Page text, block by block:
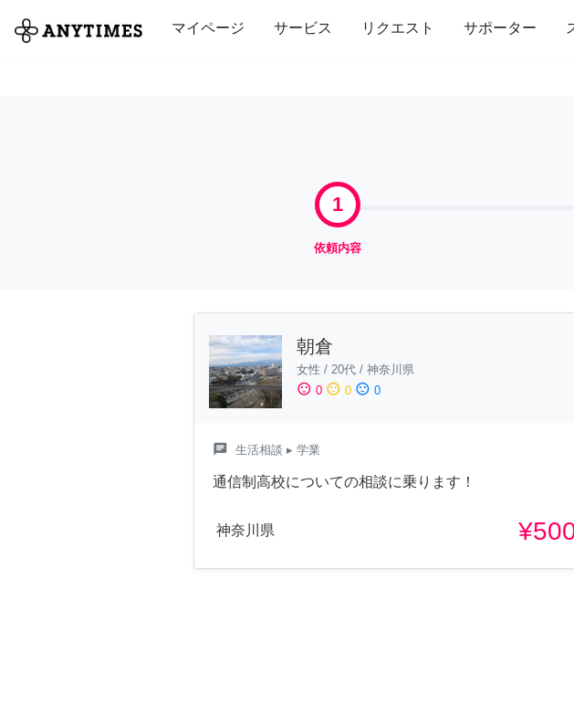
マイページ サービス リクエスト サポーター
全て 修理・組立 家事 引っ越し インテリア 趣味
1
依頼内容
朝倉
女性 / 20代 / 神奈川県
sentiment_satisfied 0 sentiment_neutral 0 sentiment_dissatisfied 0
chat 生活相談 ▸ 学業
通信制高校についての相談に乗ります！
神奈川県